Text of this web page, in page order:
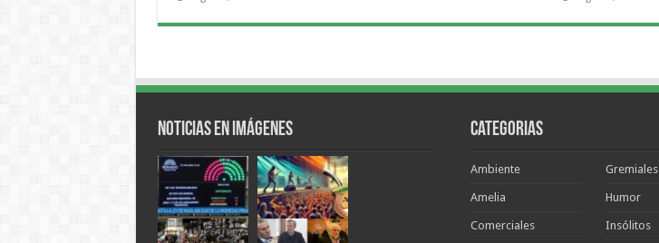
Noticias en Imágenes Categorias
Ambiente
Amelia
Comerciales
Gremiales
Humor
Insólitos